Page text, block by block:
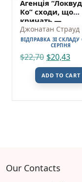
Агенція
Ко” сходи, що
кричать —
Джонатан
Джонатан Страуд
ВІДПРАВКА ЗІ
СЕРПНЯ
$22,70 $20,43
ADD TO CART
Our Contacts